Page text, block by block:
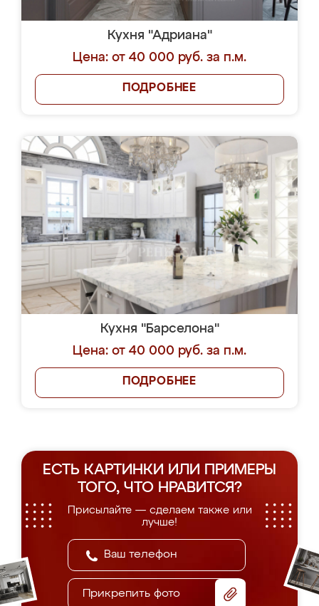
Кухня "Адриана"
Цена: от 40 000 руб. за п.м.
ПОДРОБНЕЕ
Кухня "Барселона"
Цена: от 40 000 руб. за п.м.
ПОДРОБНЕЕ
ЕСТЬ КАРТИНКИ ИЛИ ПРИМЕРЫ
ТОГО, ЧТО НРАВИТСЯ?
Присылайте — сделаем также или
лучше!
Прикрепить фото